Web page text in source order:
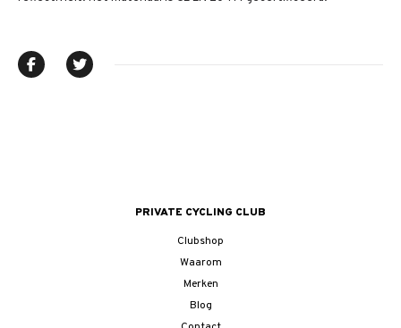
PRIVATE CYCLING CLUB
Clubshop
Waarom
Merken
Blog